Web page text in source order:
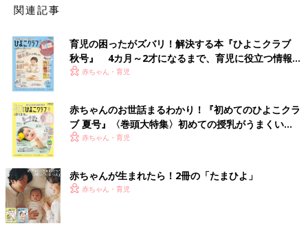
関連記事
育児の困ったがズバリ！解決する本『ひよこクラブ
秋号』 4カ月～2才になるまで、育児に役立つ情報が
いっぱい！
赤ちゃん・育児
赤ちゃんのお世話まるわかり！『初めてのひよこクラ
ブ 夏号』〈巻頭大特集〉初めての授乳がうまくい
く！ おっぱい・ミルクの基本と夏のトラブル 解決テ
赤ちゃん・育児
赤ちゃんが生まれたら！2冊の「たまひよ」
赤ちゃん・育児